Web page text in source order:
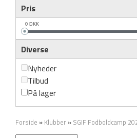
Pris
0 DKK
Diverse
Nyheder
Tilbud
På lager
Forside » Klubber » SGIF Fodboldcamp